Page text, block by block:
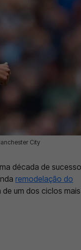
City
década de sucesso
remodelação do
um dos ciclos mais